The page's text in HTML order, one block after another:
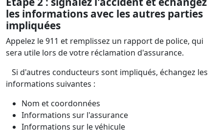
les informations avec les autres parties
impliquées
Appelez le 911 et remplissez un rapport de police, qui
sera utile lors de votre réclamation d'assurance.
Si d'autres conducteurs sont impliqués, échangez les
informations suivantes :
Nom et coordonnées
Informations sur l'assurance
Informations sur le véhicule